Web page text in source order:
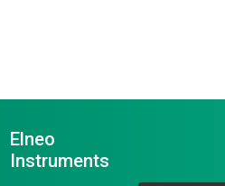
Elneo
Instruments